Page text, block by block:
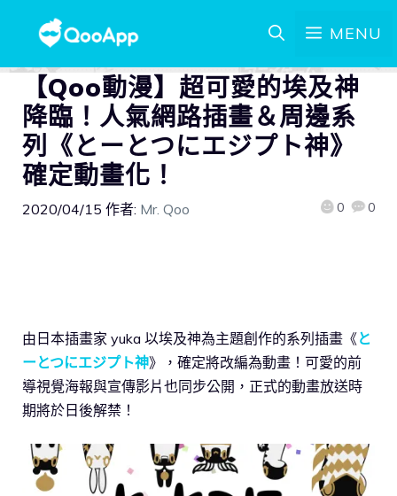
MENU
【Qoo動漫】超可愛的埃及神
降臨！人氣網路插畫＆周邊系
列《とーとつにエジプト神》
確定動畫化！
2020/04/15 作者: Mr. Qoo 0 0
由日本插畫家 yuka 以埃及神為主題創作的系列插畫《と
ーとつにエジプト神》，確定將改編為動畫！可愛的前
導視覺海報與宣傳影片也同步公開，正式的動畫放送時
期將於日後解禁！